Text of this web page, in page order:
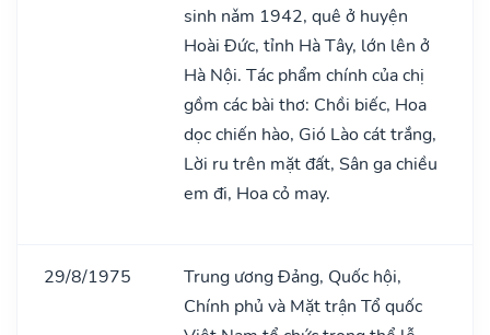
sinh nǎm 1942, quê ở huyện
Hoài Đức, tỉnh Hà Tây, lớn lên ở
Hà Nội. Tác phẩm chính của chị
gồm các bài thơ: Chồi biếc, Hoa
dọc chiến hào, Gió Lào cát trắng,
Lời ru trên mặt đất, Sân ga chiều
em đi, Hoa cỏ may.
29/8/1975
Trung ương Đảng, Quốc hội,
Chính phủ và Mặt trận Tổ quốc